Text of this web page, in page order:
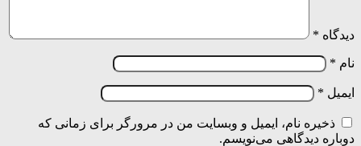
دیدگاه *
نام *
ایمیل *
ذخیره نام، ایمیل و وبسایت من در مرورگر برای زمانی که
دوباره دیدگاهی می‌نویسم.